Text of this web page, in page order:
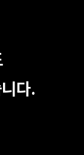
다.